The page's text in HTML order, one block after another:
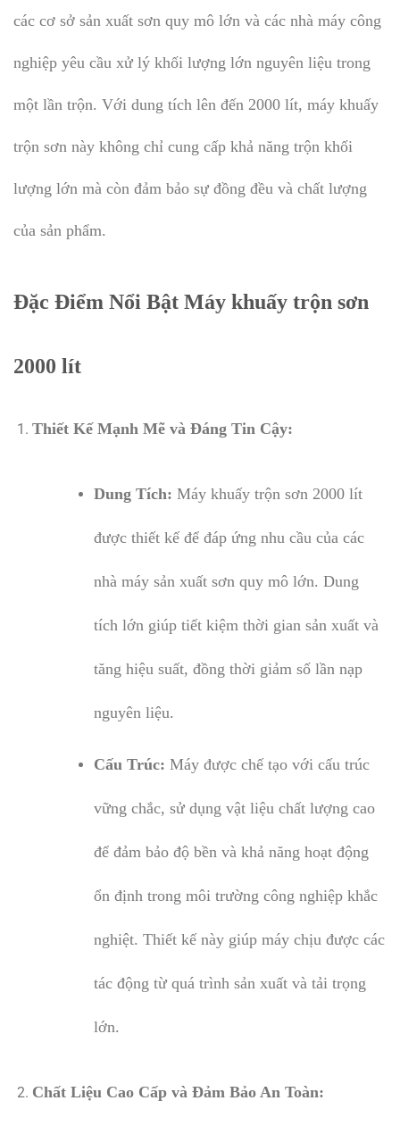
các cơ sở sản xuất sơn quy mô lớn và các nhà máy công
nghiệp yêu cầu xử lý khối lượng lớn nguyên liệu trong
một lần trộn. Với dung tích lên đến 2000 lít, máy khuấy
trộn sơn này không chỉ cung cấp khả năng trộn khối
lượng lớn mà còn đảm bảo sự đồng đều và chất lượng
của sản phẩm.
Đặc Điểm Nổi Bật Máy khuấy trộn sơn
2000 lít
Thiết Kế Mạnh Mẽ và Đáng Tin Cậy:
Dung Tích: Máy khuấy trộn sơn 2000 lít
được thiết kế để đáp ứng nhu cầu của các
nhà máy sản xuất sơn quy mô lớn. Dung
tích lớn giúp tiết kiệm thời gian sản xuất và
tăng hiệu suất, đồng thời giảm số lần nạp
nguyên liệu.
Cấu Trúc: Máy được chế tạo với cấu trúc
vững chắc, sử dụng vật liệu chất lượng cao
để đảm bảo độ bền và khả năng hoạt động
ổn định trong môi trường công nghiệp khắc
nghiệt. Thiết kế này giúp máy chịu được các
tác động từ quá trình sản xuất và tải trọng
lớn.
Chất Liệu Cao Cấp và Đảm Bảo An Toàn: